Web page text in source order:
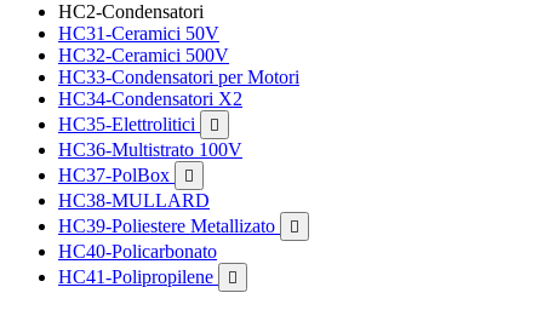
HC2-Condensatori
HC31-Ceramici 50V
HC32-Ceramici 500V
HC33-Condensatori per Motori
HC34-Condensatori X2
HC35-Elettrolitici

HC36-Multistrato 100V
HC37-PolBox

HC38-MULLARD
HC39-Poliestere Metallizato

HC40-Policarbonato
HC41-Polipropilene
